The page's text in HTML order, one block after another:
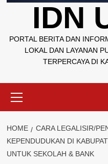
IDN
PORTAL BERITA DAN
LOKAL DAN LAYANAN
TERPERCAYA DI
Menu
HOME
CARA LEGALISIR/
KEPENDUDUKAN DI
UNTUK SEKOLAH & BANK